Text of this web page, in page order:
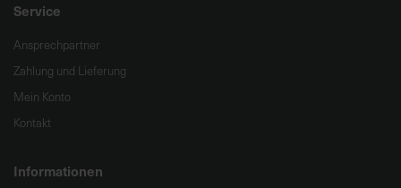
Service
Ansprechpartner
Zahlung und Lieferung
Mein Konto
Kontakt
Informationen